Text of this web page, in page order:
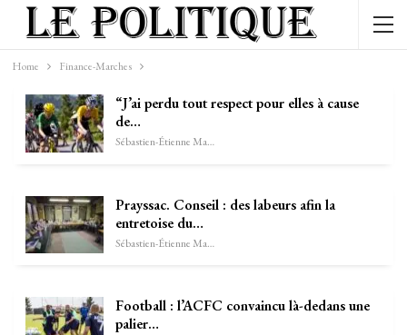
Home Finance-Marches
“J’ai perdu tout respect pour elles à cause
de…
Sébastien-Étienne Marechal
Prayssac. Conseil : des labeurs afin la
entretoise du…
Sébastien-Étienne Marechal
Football : l’ACFC convaincu là-dedans une
palier…